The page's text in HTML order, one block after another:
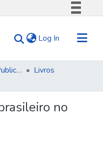
Comunica BR
Acesso à informação
Log In (current)
Navegar por Tipo de Publicação
Livros
no